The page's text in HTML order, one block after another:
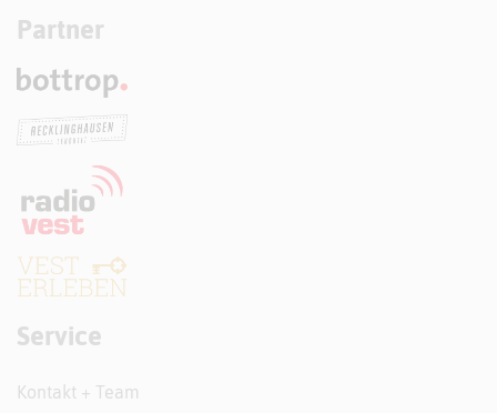
Partner
Service
Kontakt + Team